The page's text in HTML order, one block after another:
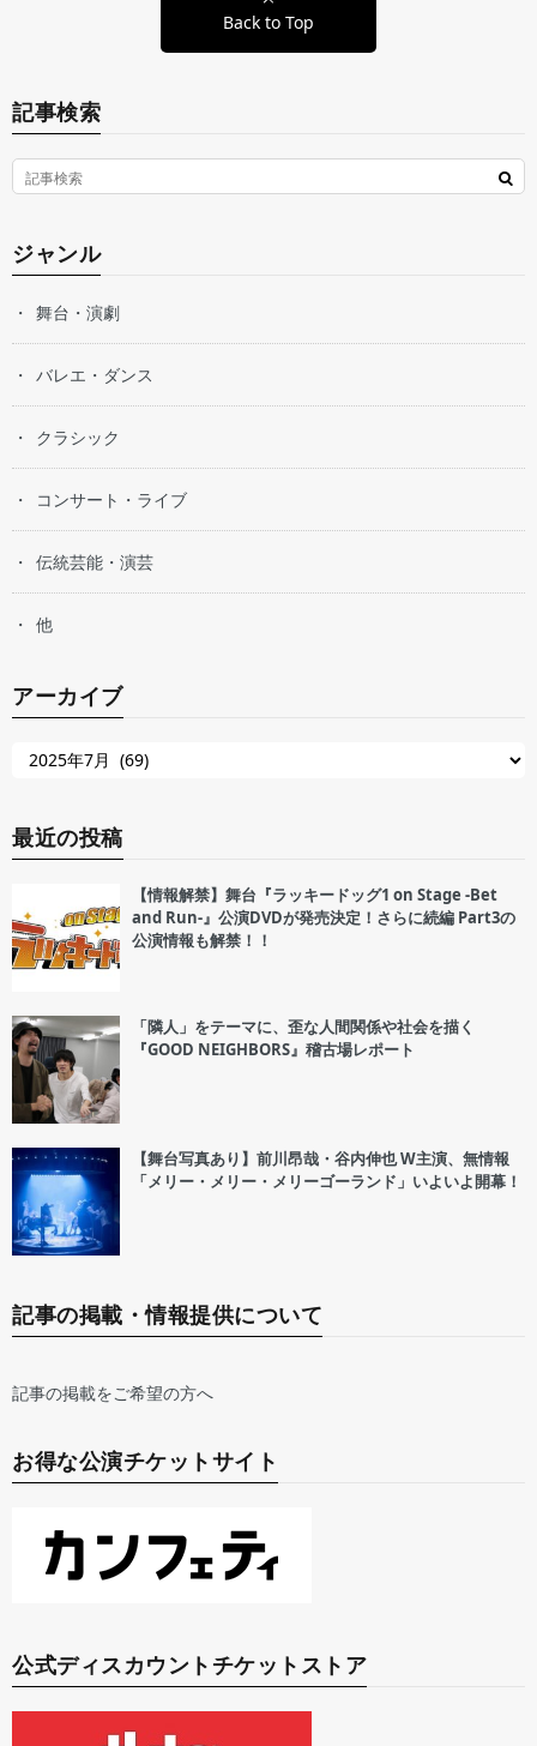
Back to Top
記事検索
ジャンル
舞台・演劇
バレエ・ダンス
クラシック
コンサート・ライブ
伝統芸能・演芸
他
アーカイブ
最近の投稿
【情報解禁】舞台『ラッキードッグ1 on Stage -Bet
and Run-』公演DVDが発売決定！さらに続編 Part3の
公演情報も解禁！！
「隣人」をテーマに、歪な人間関係や社会を描く
『GOOD NEIGHBORS』稽古場レポート
【舞台写真あり】前川昂哉・谷内伸也 W主演、無情報
「メリー・メリー・メリーゴーランド」いよいよ開幕！
記事の掲載・情報提供について
記事の掲載をご希望の方へ
お得な公演チケットサイト
公式ディスカウントチケットストア